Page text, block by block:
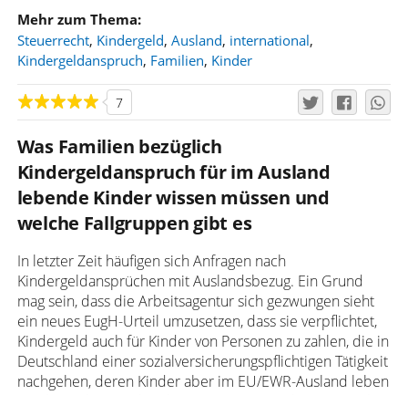
Mehr zum Thema:
Steuerrecht, Kindergeld, Ausland, international,
Kindergeldanspruch, Familien, Kinder
7
Was Familien bezüglich
Kindergeldanspruch für im Ausland
lebende Kinder wissen müssen und
welche Fallgruppen gibt es
In letzter Zeit häufigen sich Anfragen nach
Kindergeldansprüchen mit Auslandsbezug. Ein Grund
mag sein, dass die Arbeitsagentur sich gezwungen sieht
ein neues EugH-Urteil umzusetzen, dass sie verpflichtet,
Kindergeld auch für Kinder von Personen zu zahlen, die in
Deutschland einer sozialversicherungspflichtigen Tätigkeit
nachgehen, deren Kinder aber im EU/EWR-Ausland leben